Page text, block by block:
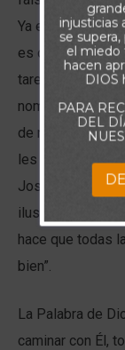
Ya en la prisión
es olvidado (40).
tarea, es
nombrado
de nuevo con
les promete
José y los
ilustrar el
hace que todas
bien”.
La Palabra de
caminar con Él,
injusticias
se
el miedo
hacen
DIOS
PARA
DEL